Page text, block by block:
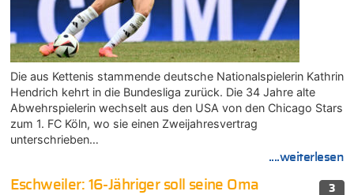
Die aus Kettenis stammende deutsche Nationalspielerin Kathrin
Hendrich kehrt in die Bundesliga zurück. Die 34 Jahre alte
Abwehrspielerin wechselt aus den USA von den Chicago Stars
zum 1. FC Köln, wo sie einen Zweijahresvertrag
unterschrieben…
....weiterlesen
3
Eschweiler: 16-Jähriger soll seine Oma